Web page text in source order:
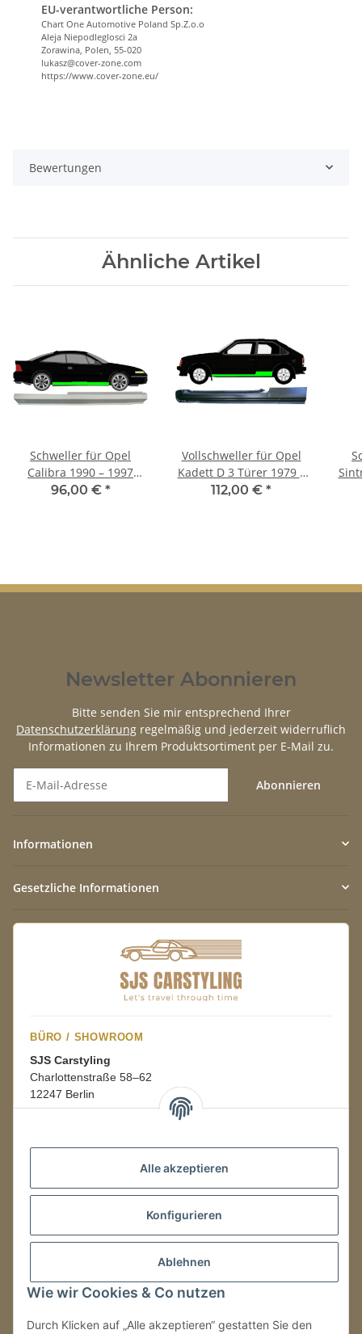
Alle akzeptieren
Konfigurieren
Ablehnen
Wie wir Cookies & Co nutzen
Durch Klicken auf „Alle akzeptieren“ gestatten Sie den
EU-verantwortliche Person:
Chart One Automotive Poland Sp.Z.o.o
Aleja Niepodleglosci 2a
Zorawina, Polen, 55-020
lukasz@cover-zone.com
https://www.cover-zone.eu/
Bewertungen
Ähnliche Artikel
Schweller für Opel
Calibra 1990 – 1997
rechts
96,00 € *
Vollschweller für Opel
Kadett D 3 Türer 1979 –
1984 links
112,00 € *
Newsletter Abonnieren
Bitte senden Sie mir entsprechend Ihrer
Datenschutzerklärung regelmäßig und jederzeit widerruflich
Informationen zu Ihrem Produktsortiment per E-Mail zu.
Abonnieren
Informationen
Gesetzliche Informationen
BÜRO / SHOWROOM
SJS Carstyling
Charlottenstraße 58–62
12247 Berlin
08:00–16:00 Uhr
LAGER / RETOUREN
Packmonster Fulfillment
SJS Carstyling Lager
Retouren ausschließlich an diese Adresse.